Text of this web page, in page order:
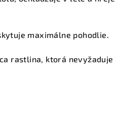
maximálne pohodlie.
rastlina, ktorá nevyžaduje